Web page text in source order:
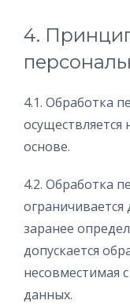
4.
4.1. Обработка
основе.
4.2. Обработка
заранее
допускается
несовместимая
данных.